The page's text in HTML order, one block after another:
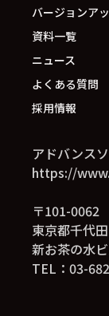
バージョンア
資料一覧
ニュース
よくある質問
採用情報
アドバンス
https://
〒101-0062
東京都千代
新お茶の水
TEL：03-